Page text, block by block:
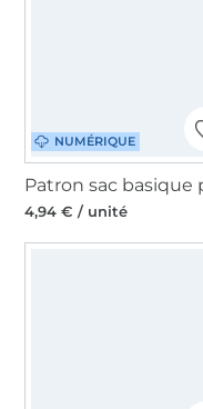
NUMÉRIQUE
4,94 € / unité